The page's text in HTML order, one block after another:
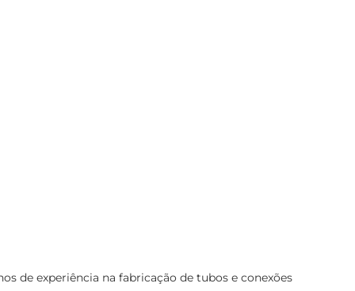
de experiência na fabricação de tubos e conexões